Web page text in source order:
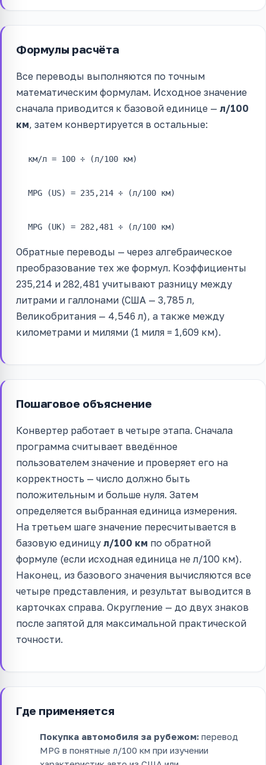
Формулы расчёта
Все переводы выполняются по точным
математическим формулам. Исходное значение
сначала приводится к базовой единице — л/100
км, затем конвертируется в остальные:
км/л = 100 ÷ (л/100 км)
MPG (US) = 235,214 ÷ (л/100 км)
MPG (UK) = 282,481 ÷ (л/100 км)
Обратные переводы — через алгебраическое
преобразование тех же формул. Коэффициенты
235,214 и 282,481 учитывают разницу между
литрами и галлонами (США — 3,785 л,
Великобритания — 4,546 л), а также между
километрами и милями (1 миля = 1,609 км).
Пошаговое объяснение
Конвертер работает в четыре этапа. Сначала
программа считывает введённое
пользователем значение и проверяет его на
корректность — число должно быть
положительным и больше нуля. Затем
определяется выбранная единица измерения.
На третьем шаге значение пересчитывается в
базовую единицу л/100 км по обратной
формуле (если исходная единица не л/100 км).
Наконец, из базового значения вычисляются все
четыре представления, и результат выводится в
карточках справа. Округление — до двух знаков
после запятой для максимальной практической
точности.
Где применяется
Покупка автомобиля за рубежом: перевод
MPG в понятные л/100 км при изучении